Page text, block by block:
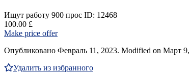
Ищут работу 900 прос ID: 12468
100.00 £
Make price offer
Опубликовано Февраль 11, 2023. Modified on Март
Удалить из избранного